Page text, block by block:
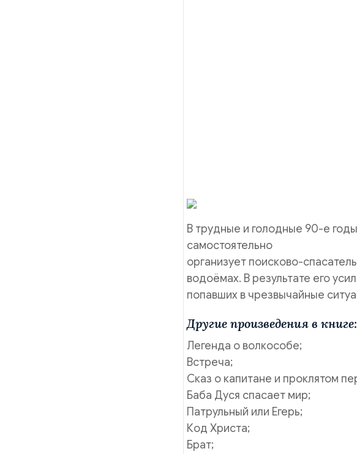
В трудные и голодные 90-е
самостоятельно
организует поисково-
водоёмах. В результате его
попавших в чрезвычайные
Другие произведения в книге:
Легенда о волкособе;
Встреча;
Сказ о капитане и проклятом
Баба Дуся спасает мир;
Патрульный или Егерь;
Код Христа;
Брат;